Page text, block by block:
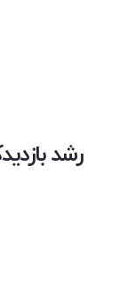
رشد